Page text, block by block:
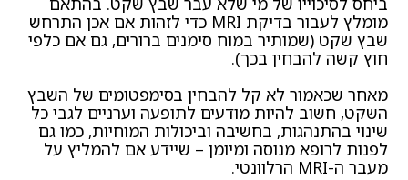
מומלץ לעבור בדיקת MRI כדי לזהות אם אכן התרחש
שבץ שקט (שמותיר במוח סימנים ברורים, גם אם כלפי
חוץ קשה להבחין בכך).
מאחר שכאמור לא קל להבחין בסימפטומים של השבץ
השקט, חשוב להיות מודעים לתופעה וערניים לגבי כל
שינוי בהתנהגות, בחשיבה וביכולות המוחיות, כמו גם
לפנות לרופא מנוסה ומיומן – שיידע אם להמליץ על
מעבר ה-MRI הרלוונטי.